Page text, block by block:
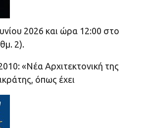
2026 και ώρα 12:00 στο
2).
«Νέα Αρχιτεκτονική της
όπως έχει